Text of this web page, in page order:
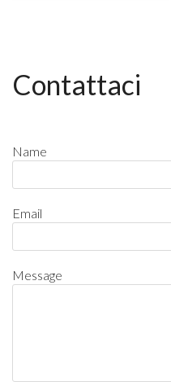
Contattaci
Name
Email
Message